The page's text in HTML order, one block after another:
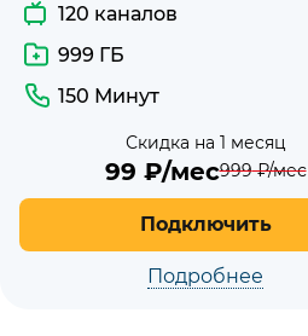
120 каналов
999 ГБ
150 Минут
Скидка на 1 месяц
99 ₽/мес999₽/мес
Подключить
Подробнее